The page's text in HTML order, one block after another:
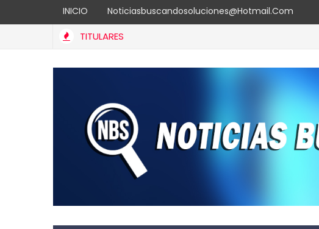
INICIO Noticiasbuscandosoluciones@hotmail.com
TITULARES